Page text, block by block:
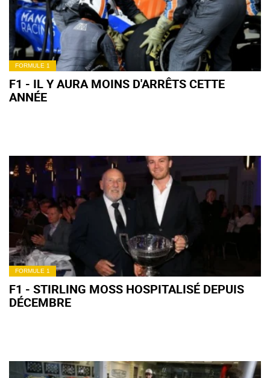
FORMULE 1
F1 - IL Y AURA MOINS D'ARRÊTS CETTE
ANNÉE
FORMULE 1
F1 - STIRLING MOSS HOSPITALISÉ DEPUIS
DÉCEMBRE